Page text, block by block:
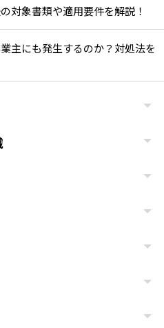
対象書類や適用要件を解説！
主にも発生するのか？対処法を